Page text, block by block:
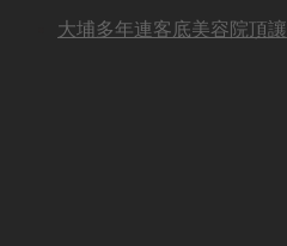
大埔多年連客底美容院頂讓